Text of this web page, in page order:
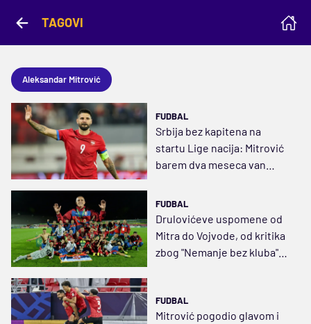
TAGOVI
Aleksandar Mitrović
FUDBAL
Srbija bez kapitena na
startu Lige nacija: Mitrović
barem dva meseca van
FUDBAL
Drulovićeve uspomene od
Mitra do Vojvode, od kritika
zbog "Nemanje bez kluba"
FUDBAL
Mitrović pogodio glavom i